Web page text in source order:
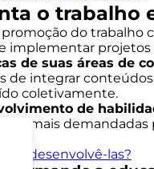
o trabalho
do trabalho
implementar
de suas áreas de
de integrar
coletivamente.
de
vez mais
desenvolvê-las?